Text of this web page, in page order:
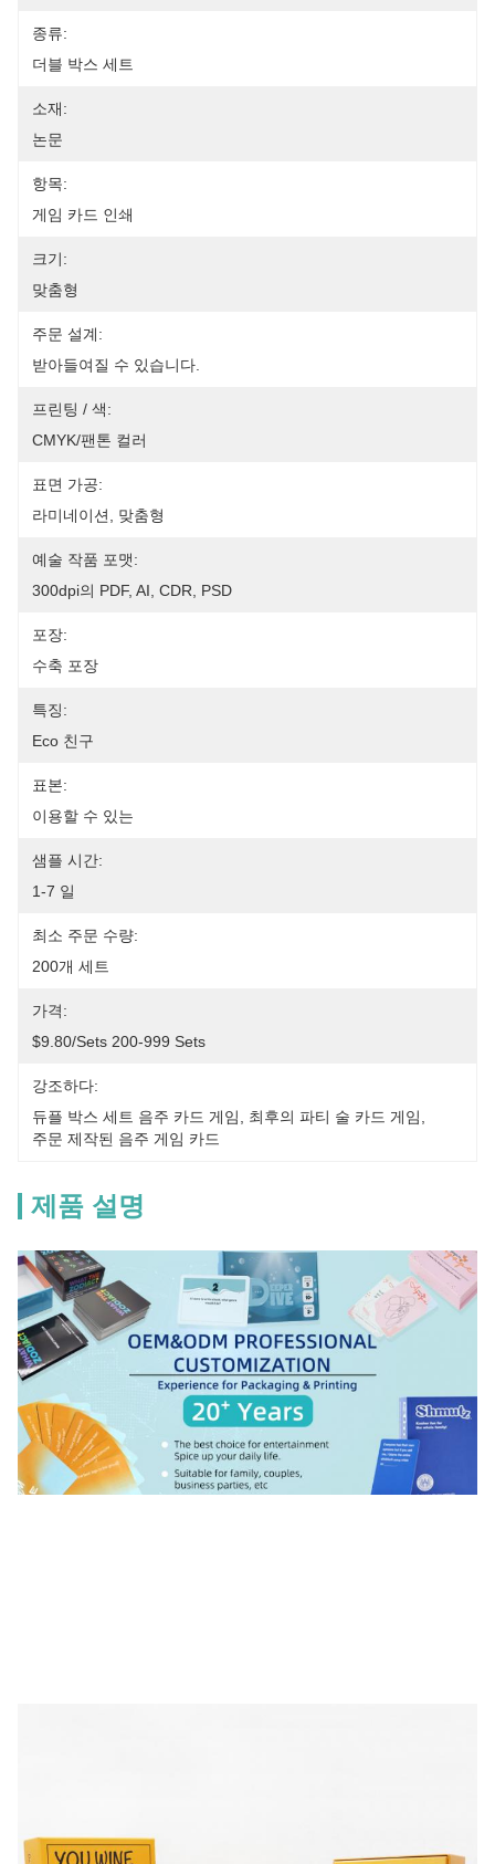
종류:
더블 박스 세트
소재:
논문
항목:
게임 카드 인쇄
크기:
맞춤형
주문 설계:
받아들여질 수 있습니다.
프린팅 / 색:
CMYK/팬톤 컬러
표면 가공:
라미네이션, 맞춤형
예술 작품 포맷:
300dpi의 PDF, AI, CDR, PSD
포장:
수축 포장
특징:
Eco 친구
표본:
이용할 수 있는
샘플 시간:
1-7 일
최소 주문 수량:
200개 세트
가격:
$9.80/sets 200-999 Sets
강조하다:
듀플 박스 세트 음주 카드 게임
최후의 파티 술 카드 게임
주문 제작된 음주 게임 카드
제품 설명